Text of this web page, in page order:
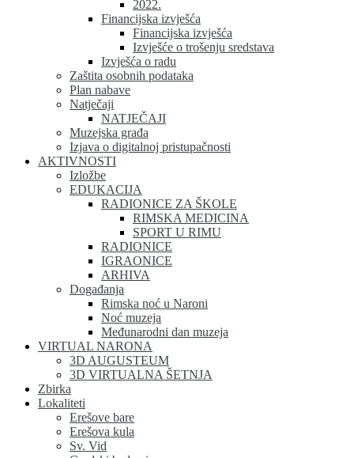
2022.
Financijska izvješća
Financijska izvješća
Izvješće o trošenju sredstava
Izvješća o radu
Zaštita osobnih podataka
Plan nabave
Natječaji
NATJEČAJI
Muzejska građa
Izjava o digitalnoj pristupačnosti
AKTIVNOSTI
Izložbe
EDUKACIJA
RADIONICE ZA ŠKOLE
RIMSKA MEDICINA
SPORT U RIMU
RADIONICE
IGRAONICE
ARHIVA
Događanja
Rimska noć u Naroni
Noć muzeja
Međunarodni dan muzeja
VIRTUAL NARONA
3D AUGUSTEUM
3D VIRTUALNA ŠETNJA
Zbirka
Lokaliteti
Erešove bare
Erešova kula
Sv. Vid